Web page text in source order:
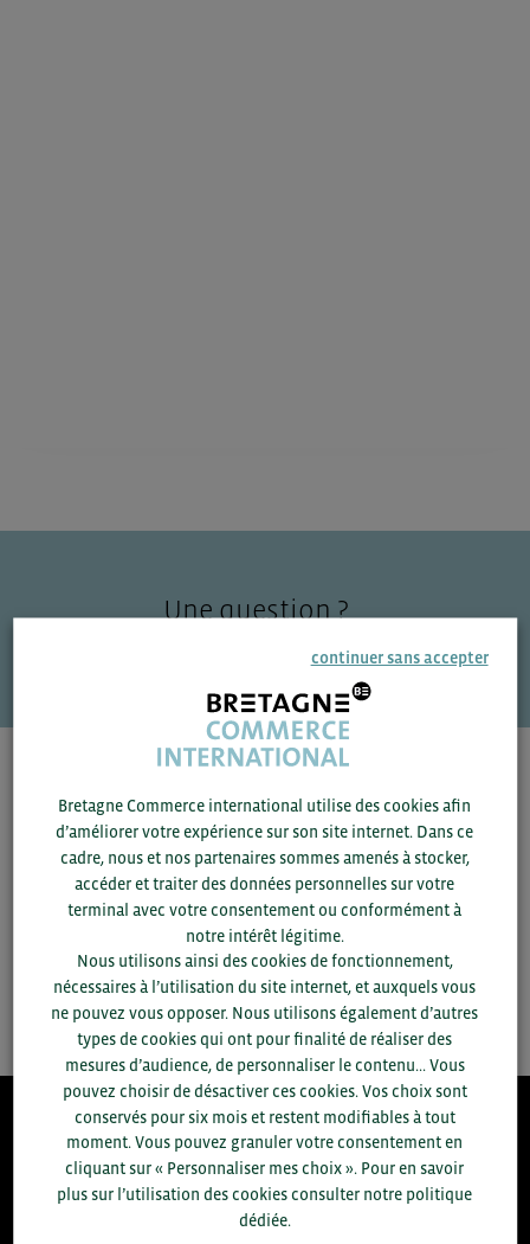
Une question ?
VOS CONTACTS
département et votre secteurou connectez-vous.
SAUVEGARDER
8.300
ACCOMPAGNEMENTS RÉALISÉS EN 2025
développement commercial, conseils réglementaires, réunions
continuer sans accepter
Bretagne Commerce international utilise des cookies afin
d’améliorer votre expérience sur son site internet. Dans ce
cadre, nous et nos partenaires sommes amenés à stocker,
accéder et traiter des données personnelles sur votre
terminal avec votre consentement ou conformément à
notre intérêt légitime.
Nous utilisons ainsi des cookies de fonctionnement,
nécessaires à l’utilisation du site internet, et auxquels vous
ne pouvez vous opposer. Nous utilisons également d’autres
types de cookies qui ont pour finalité de réaliser des
mesures d’audience, de personnaliser le contenu... Vous
pouvez choisir de désactiver ces cookies. Vos choix sont
conservés pour six mois et restent modifiables à tout
moment. Vous pouvez granuler votre consentement en
cliquant sur « Personnaliser mes choix ». Pour en savoir
plus sur l’utilisation des cookies consulter notre politique
dédiée.